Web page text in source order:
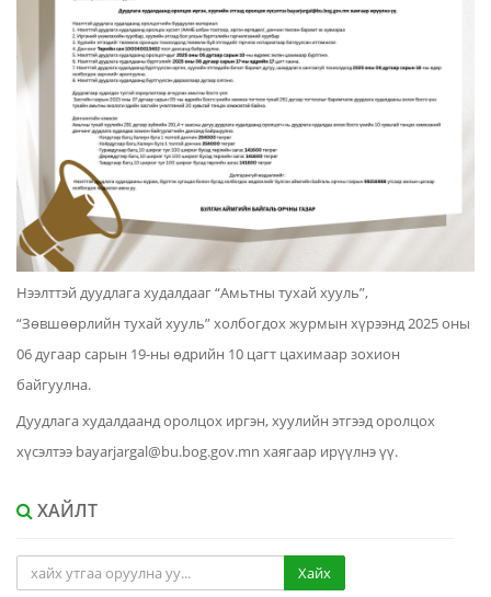
Нээлттэй дуудлага худалдааг “Амьтны тухай хууль”,
“Зөвшөөрлийн тухай хууль” холбогдох журмын хүрээнд 2025 оны
06 дугаар сарын 19-ны өдрийн 10 цагт цахимаар зохион
байгуулна.
Дуудлага худалдаанд оролцох иргэн, хуулийн этгээд оролцох
хүсэлтээ bayarjargal@bu.bog.gov.mn хаягаар ирүүлнэ үү.
ХАЙЛТ
Хайх